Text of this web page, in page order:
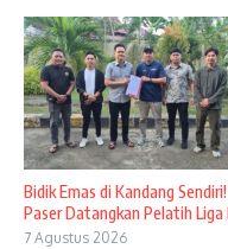
Bidik Emas di Kandang Sendiri!
Paser Datangkan Pelatih Liga
7 Agustus 2026